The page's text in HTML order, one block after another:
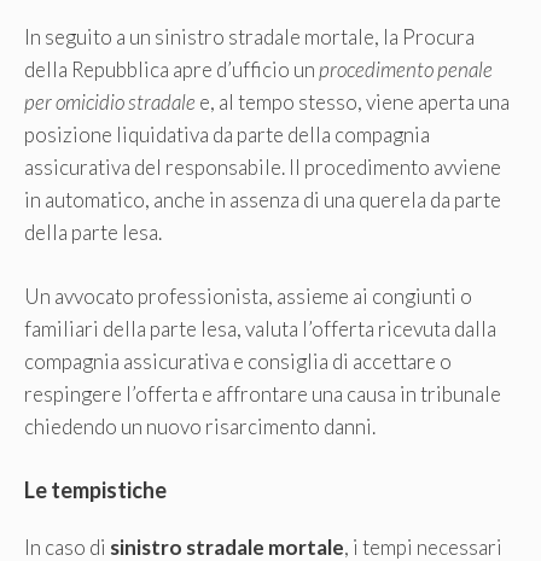
In seguito a un sinistro stradale mortale, la Procura
della Repubblica apre d’ufficio un procedimento penale
per omicidio stradale e, al tempo stesso, viene aperta una
posizione liquidativa da parte della compagnia
assicurativa del responsabile. Il procedimento avviene
in automatico, anche in assenza di una querela da parte
della parte lesa.
Un avvocato professionista, assieme ai congiunti o
familiari della parte lesa, valuta l’offerta ricevuta dalla
compagnia assicurativa e consiglia di accettare o
respingere l’offerta e affrontare una causa in tribunale
chiedendo un nuovo risarcimento danni.
Le tempistiche
In caso di sinistro stradale mortale, i tempi necessari